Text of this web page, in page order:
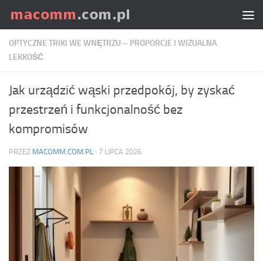
Skip to content
OPTYCZNE TRIKI WE WNĘTRZU – PROPORCJE I WIZUALNA
LEKKOŚĆ
Jak urządzić wąski przedpokój, by zyskać
przestrzeń i funkcjonalność bez
kompromisów
PRZEZ MACOMM.COM.PL · 7 LIPCA 2026